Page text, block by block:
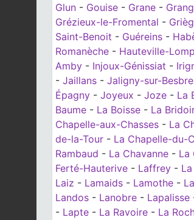
Glun - Gouise - Grane -
Grézieux-le-Fromental -
Saint-Benoit - Guéreins -
Romanèche - Hauteville-
Amby - Injoux-Génissiat -
- Jaillans - Jaligny-sur-Besbre
Épagny - Joyeux - Joze - La
Baume - La Boisse - La
Chapelle-aux-Chasses - La
de-la-Tour - La Chapelle-du-
Rambaud - La Chavanne - La
Ferté-Hauterive - Laffrey -
Laiz - Lamaids - Lamothe -
Landos - Lanobre - Lapalisse
- Lapte - La Ravoire - La